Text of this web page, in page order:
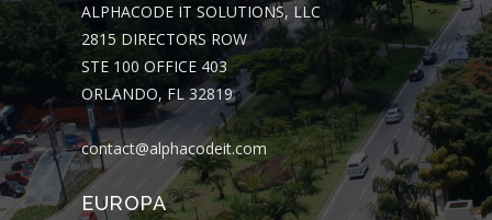
ALPHACODE IT SOLUTIONS, LLC
2815 DIRECTORS ROW
STE 100 OFFICE 403
ORLANDO, FL 32819
contact@alphacodeit.com
EUROPA